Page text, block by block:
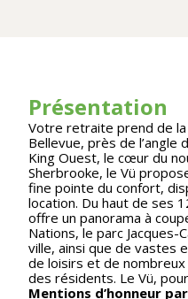
Présentation
Votre retraite prend de la
Bellevue, près de l’angle
King Ouest, le cœur du
Sherbrooke, le Vü
fine pointe du confort,
location. Du haut de ses
offre un panorama à
Nations, le parc Jacques-
ville, ainsi que de vastes
de loisirs et de nombreux
des résidents. Le Vü,
Mentions d’honneur